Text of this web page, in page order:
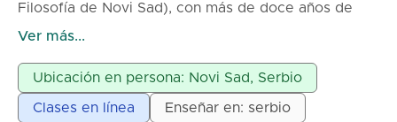
Filosofía de Novi Sad), con más de doce años de
experiencia laboral en escuelas primarias y
privadas, ofrece clases privadas de física para
estudiantes de primaria y secundaria. La paciencia y
la perseverancia en el trabajo con los alumnos son
Ver más...
Ubicación en persona: Novi Sad, Serbio
Clases en línea Enseñar en: serbio